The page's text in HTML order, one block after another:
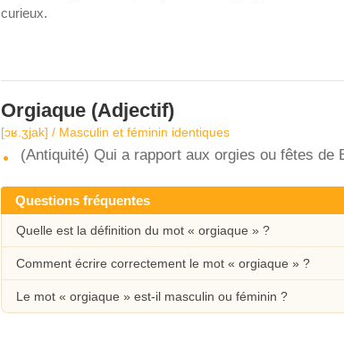
curieux.
Orgiaque (Adjectif)
[ɔʁ.ʒjak] / Masculin et féminin identiques
(Antiquité) Qui a rapport aux orgies ou fêtes de
Questions fréquentes
Quelle est la définition du mot « orgiaque » ?
Comment écrire correctement le mot « orgiaque » ?
Le mot « orgiaque » est-il masculin ou féminin ?